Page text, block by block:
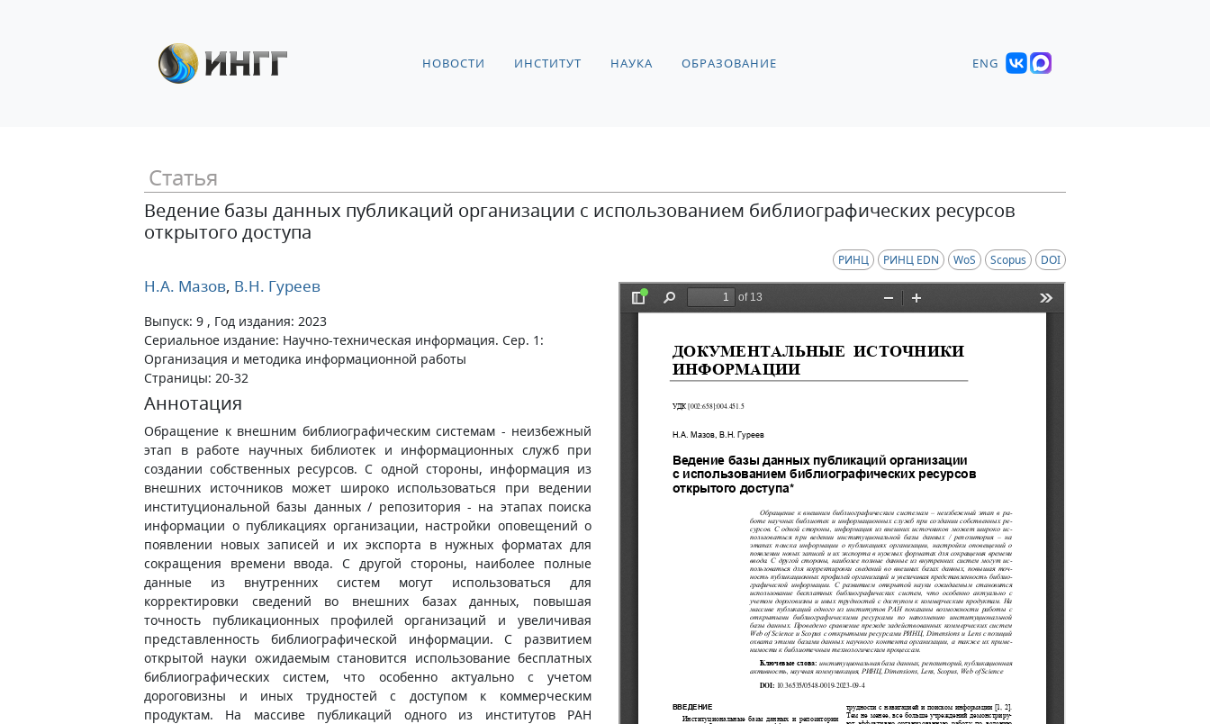
НОВОСТИ ИНСТИТУТ НАУКА ОБРАЗОВАНИЕ ENG
Статья
Ведение базы данных публикаций организации с использованием библиографических ресурсов
открытого доступа
РИНЦ РИНЦ EDN WoS Scopus DOI
Н.А. Мазов, В.Н. Гуреев
Выпуск: 9 , Год издания: 2023
Сериальное издание: Научно-техническая информация. Сер. 1:
Организация и методика информационной работы
Страницы: 20-32
Аннотация
Обращение к внешним библиографическим системам - неизбежный
этап в работе научных библиотек и информационных служб при
создании собственных ресурсов. С одной стороны, информация из
внешних источников может широко использоваться при ведении
институциональной базы данных / репозитория - на этапах поиска
информации о публикациях организации, настройки оповещений о
появлении новых записей и их экспорта в нужных форматах для
сокращения времени ввода. С другой стороны, наиболее полные
данные из внутренних систем могут использоваться для
корректировки сведений во внешних базах данных, повышая
точность публикационных профилей организаций и увеличивая
представленность библиографической информации. С развитием
открытой науки ожидаемым становится использование бесплатных
библиографических систем, что особенно актуально с учетом
дороговизны и иных трудностей с доступом к коммерческим
продуктам. На массиве публикаций одного из институтов РАН